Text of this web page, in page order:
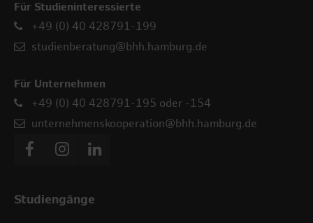
Für Studieninteressierte
+49 (0) 40 428791-199
studienberatung@bhh.hamburg.de
Für Unternehmen
+49 (0) 40 428791-195 oder -154
unternehmenskooperation@bhh.hamburg.de
Studiengänge